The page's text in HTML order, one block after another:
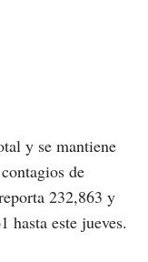
y se mantiene
de
232,863 y
hasta este jueves.